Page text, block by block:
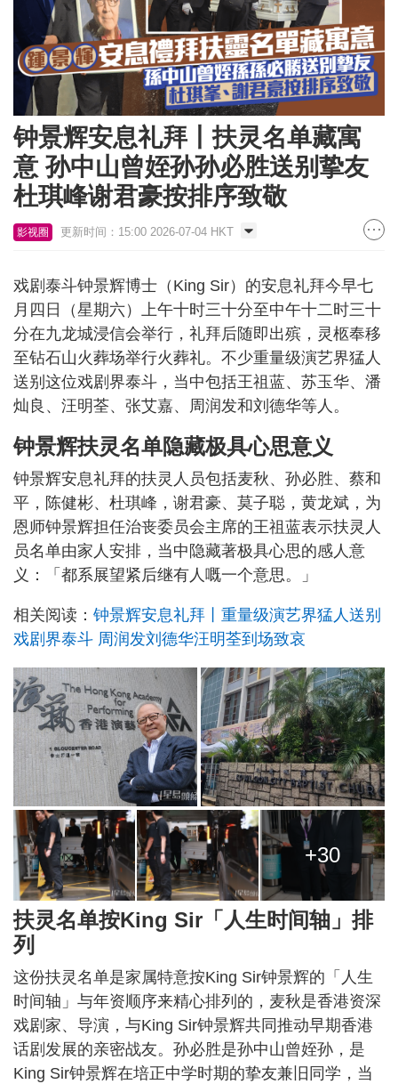
钟景辉安息礼拜丨扶灵名单藏寓
意 孙中山曾姪孙孙必胜送别挚友
杜琪峰谢君豪按排序致敬
影视圈 更新时间：15:00 2026-07-04 HKT
戏剧泰斗钟景辉博士（King Sir）的安息礼拜今早七
月四日（星期六）上午十时三十分至中午十二时三十
分在九龙城浸信会举行，礼拜后随即出殡，灵柩奉移
至钻石山火葬场举行火葬礼。不少重量级演艺界猛人
送别这位戏剧界泰斗，当中包括王祖蓝、苏玉华、潘
灿良、汪明荃、张艾嘉、周润发和刘德华等人。
钟景辉扶灵名单隐藏极具心思意义
钟景辉安息礼拜的扶灵人员包括麦秋、孙必胜、蔡和
平，陈健彬、杜琪峰，谢君豪、莫子聪，黄龙斌，为
恩师钟景辉担任治丧委员会主席的王祖蓝表示扶灵人
员名单由家人安排，当中隐藏著极具心思的感人意
义：「都系展望紧后继有人嘅一个意思。」
相关阅读： 钟景辉安息礼拜丨重量级演艺界猛人送别
戏剧界泰斗 周润发刘德华汪明荃到场致哀
+30
扶灵名单按King Sir「人生时间轴」排
列
这份扶灵名单是家属特意按King Sir钟景辉的「人生
时间轴」与年资顺序来精心排列的，麦秋是香港资深
戏剧家、导演，与King Sir钟景辉共同推动早期香港
话剧发展的亲密战友。孙必胜是孙中山曾姪孙，是
King Sir钟景辉在培正中学时期的挚友兼旧同学，当